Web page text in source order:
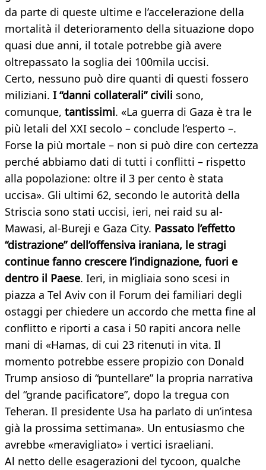
da parte di queste ultime e l’accelerazione della
mortalità il deterioramento della situazione dopo
quasi due anni, il totale potrebbe già avere
oltrepassato la soglia dei 100mila uccisi.
Certo, nessuno può dire quanti di questi fossero
miliziani. I “danni collaterali” civili sono,
comunque, tantissimi. «La guerra di Gaza è tra le
più letali del XXI secolo – conclude l’esperto –.
Forse la più mortale – non si può dire con certezza
perché abbiamo dati di tutti i conflitti – rispetto
alla popolazione: oltre il 3 per cento è stata
uccisa». Gli ultimi 62, secondo le autorità della
Striscia sono stati uccisi, ieri, nei raid su al-
Mawasi, al-Bureji e Gaza City. Passato l’effetto
“distrazione” dell’offensiva iraniana, le stragi
continue fanno crescere l’indignazione, fuori e
dentro il Paese. Ieri, in migliaia sono scesi in
piazza a Tel Aviv con il Forum dei familiari degli
ostaggi per chiedere un accordo che metta fine al
conflitto e riporti a casa i 50 rapiti ancora nelle
mani di «Hamas, di cui 23 ritenuti in vita. Il
momento potrebbe essere propizio con Donald
Trump ansioso di “puntellare” la propria narrativa
del “grande pacificatore”, dopo la tregua con
Teheran. Il presidente Usa ha parlato di un’intesa
già la prossima settimana». Un entusiasmo che
avrebbe «meravigliato» i vertici israeliani.
Al netto delle esagerazioni del tycoon, qualche